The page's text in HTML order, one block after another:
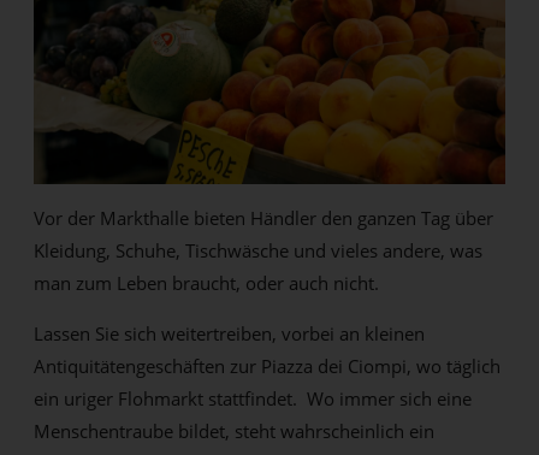
Vor der Markthalle bieten Händler den ganzen Tag über
Kleidung, Schuhe, Tischwäsche und vieles andere, was
man zum Leben braucht, oder auch nicht.
Lassen Sie sich weitertreiben, vorbei an kleinen
Antiquitätengeschäften zur Piazza dei Ciompi, wo täglich
ein uriger Flohmarkt stattfindet. Wo immer sich eine
Menschentraube bildet, steht wahrscheinlich ein